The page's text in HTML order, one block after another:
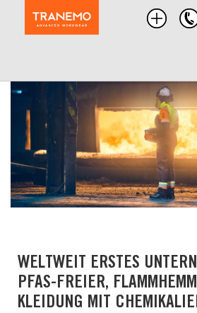
WELTWEIT ERSTES
PFAS-FREIER,
KLEIDUNG MIT